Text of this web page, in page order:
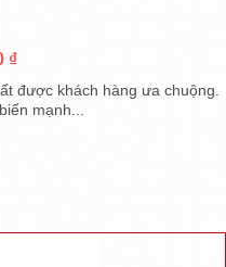
₫
được khách hàng ưa chuộng.
mạnh...